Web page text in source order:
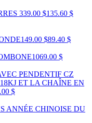
339.00 $135.60 $
149.00 $89.40 $
1069.00 $
PENDENTIF CZ
ET LA CHAÎNE EN
$
ANNÉE CHINOISE DU